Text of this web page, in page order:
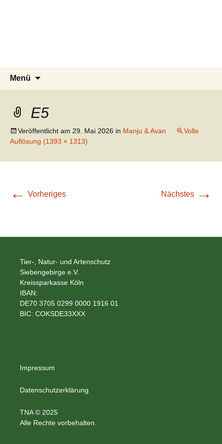
Tier Natur und Artenschutz
Siebengebirge e.V.
Tierschutzverein seit 1985 im
Siebengebirge – Orscheider
Menü
E5
Veröffentlicht am 29. Mai 2026 in Manju & Avan
Volle
Auflösung (1393 × 1313)
← Vorheriges Nächstes →
Tier-, Natur- und Artenschutz
Siebengebirge e.V.
Kreissparkasse Köln
IBAN:
DE70 3705 0299 0000 1916 01
BIC: COKSDE33XXX
Impressum
Datenschutzerklärung
TNA © 2025
Alle Rechte vorbehalten.